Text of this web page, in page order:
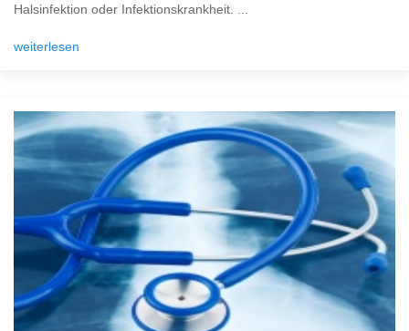
Halsinfektion oder Infektionskrankheit. ...
weiterlesen